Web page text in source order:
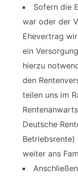
Sofern die
war oder der
Ehevertrag
ein
hierzu
den
teilen uns im
Deutsche
weiter ans